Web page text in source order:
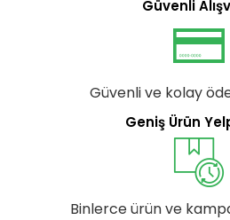
Güvenli
Güvenli ve kolay
Geniş Ürün
Binlerce ürün ve